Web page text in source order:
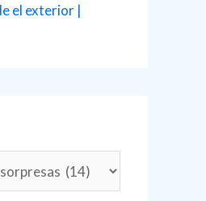
el exterior |